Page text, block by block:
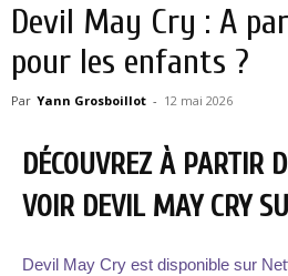
Devil May Cry : A
pour les enfants ?
Par Yann Grosboillot - 12 mai 2026
DÉCOUVREZ À PARTIR
VOIR DEVIL MAY CRY
Devil May Cry est disponible sur